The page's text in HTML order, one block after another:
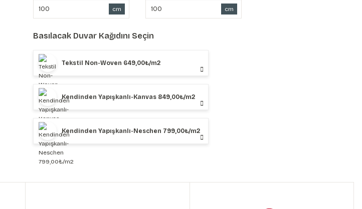
cm cm
Basılacak Duvar Kağıdını Seçin
Tekstil Non-Woven 649,00₺/m2
Kendinden Yapışkanlı-Kanvas 849,00₺/m2
Kendinden Yapışkanlı-Neschen 799,00₺/m2